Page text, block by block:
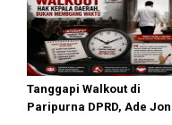
Tanggapi Walkout di
Paripurna DPRD, Ade